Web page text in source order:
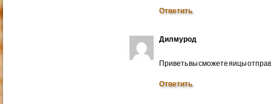
Ответить
Дилмурод
Приветь вы сможете яицы
Ответить